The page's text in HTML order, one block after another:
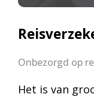
Onbezorgd op
Het is van